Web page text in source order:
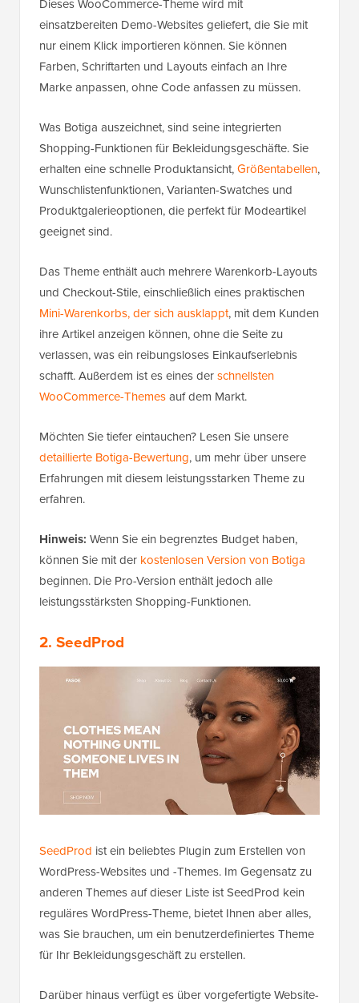
Dieses WooCommerce-Theme wird mit
einsatzbereiten Demo-Websites geliefert, die Sie mit
nur einem Klick importieren können. Sie können
Farben, Schriftarten und Layouts einfach an Ihre
Marke anpassen, ohne Code anfassen zu müssen.
Was Botiga auszeichnet, sind seine integrierten
Shopping-Funktionen für Bekleidungsgeschäfte. Sie
erhalten eine schnelle Produktansicht,Größentabellen,
Wunschlistenfunktionen, Varianten-Swatches und
Produktgalerieoptionen, die perfekt für Modeartikel
geeignet sind.
Das Theme enthält auch mehrere Warenkorb-Layouts
und Checkout-Stile, einschließlich eines praktischen
Mini-Warenkorbs, der sich ausklappt, mit dem Kunden
ihre Artikel anzeigen können, ohne die Seite zu
verlassen, was ein reibungsloses Einkaufserlebnis
schafft. Außerdem ist es eines derschnellsten
WooCommerce-Themesauf dem Markt.
Möchten Sie tiefer eintauchen? Lesen Sie unsere
detaillierte Botiga-Bewertung, um mehr über unsere
Erfahrungen mit diesem leistungsstarken Theme zu
erfahren.
Hinweis: Wenn Sie ein begrenztes Budget haben,
können Sie mit der kostenlosen Version von Botiga
beginnen. Die Pro-Version enthält jedoch alle
leistungsstärksten Shopping-Funktionen.
2. SeedProd
SeedProd ist ein beliebtes Plugin zum Erstellen von
WordPress-Websites und -Themes. Im Gegensatz zu
anderen Themes auf dieser Liste ist SeedProd kein
reguläres WordPress-Theme, bietet Ihnen aber alles,
was Sie brauchen, um ein benutzerdefiniertes Theme
für Ihr Bekleidungsgeschäft zu erstellen.
Darüber hinaus verfügt es über vorgefertigte Website-